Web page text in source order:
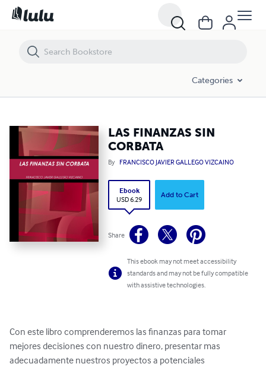
Categories
LAS FINANZAS SIN
CORBATA
By FRANCISCO JAVIER GALLEGO VIZCAINO
Ebook
USD 6.29
Add to Cart
Share
This ebook may not meet accessibility
standards and may not be fully compatible
with assistive technologies.
Con este libro comprenderemos las finanzas para tomar
mejores decisiones con nuestro dinero, presentar mas
adecuadamente nuestros proyectos a potenciales
LAS FINANZAS SIN CORBATA